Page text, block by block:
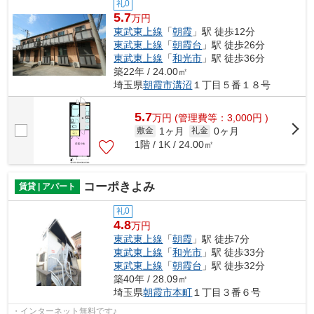
礼0
5.7万円
東武東上線 「朝霞 」駅 徒歩12分
東武東上線 「朝霞台 」駅 徒歩26分
東武東上線 「和光市 」駅 徒歩36分
築22年 / 24.00㎡
埼玉県朝霞市溝沼 １丁目５番１８号
5.7万円 (管理費等：3,000円 )
敷金 1ヶ月 礼金 0ヶ月
1階 / 1K / 24.00㎡
賃貸 | アパート コーポきよみ
礼0
4.8万円
東武東上線 「朝霞 」駅 徒歩7分
東武東上線 「和光市 」駅 徒歩33分
東武東上線 「朝霞台 」駅 徒歩32分
築40年 / 28.09㎡
埼玉県朝霞市本町 １丁目３番６号
・インターネット無料です♪